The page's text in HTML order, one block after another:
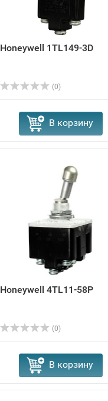
Honeywell 1TL149-3D
(0)
В корзину
Honeywell 4TL11-58P
(0)
В корзину